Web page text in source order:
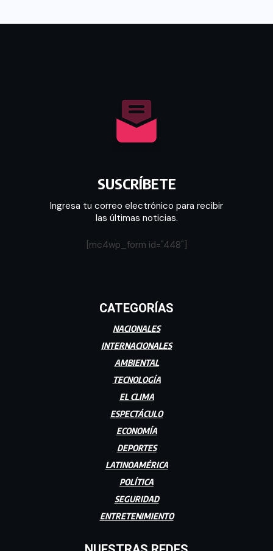
SUSCRÍBETE
Ingresa tu correo electrónico para recibir
las últimas noticias.
[mc4wp_form id="448"]
CATEGORÍAS
NACIONALES
INTERNACIONALES
AMBIENTAL
TECNOLOGÍA
EL CLIMA
ESPECTÁCULO
ECONOMÍA
DEPORTES
LATINOAMÉRICA
POLÍTICA
SEGURIDAD
ENTRETENIMIENTO